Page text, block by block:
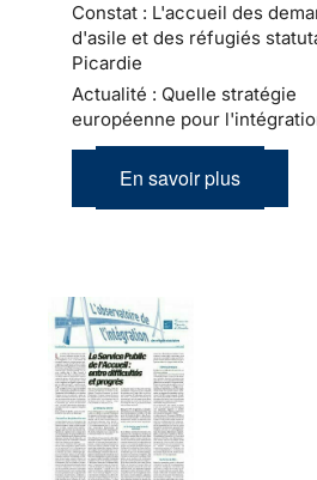
Constat : L'accueil des
d'asile et des réfugiés
Picardie
Actualité : Quelle stratégie
européenne pour
En savoir plus